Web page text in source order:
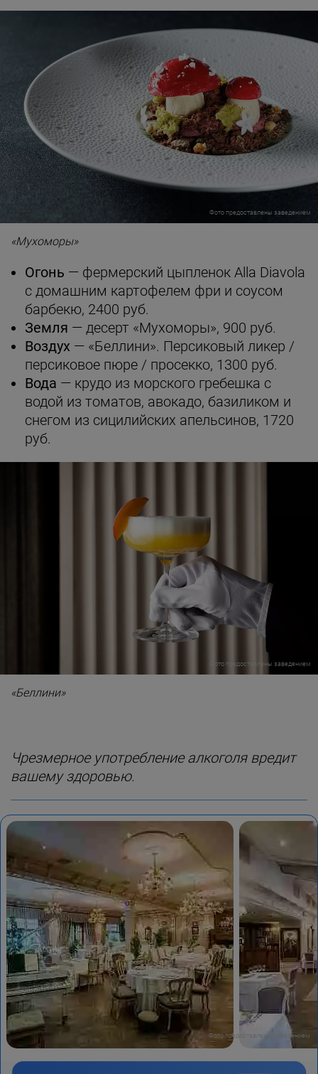
Фото предоставлены заведением
«Мухоморы»
Огонь — фермерский цыпленок Alla Diavola
с домашним картофелем фри и соусом
барбекю, 2400 руб.
Земля — десерт «Мухоморы», 900 руб.
Воздух — «Беллини». Персиковый ликер /
персиковое пюре / просекко, 1300 руб.
Вода — крудо из морского гребешка с
водой из томатов, авокадо, базиликом и
снегом из сицилийских апельсинов, 1720
руб.
Фото предоставлены заведением
«Беллини»
Чрезмерное употребление алкоголя вредит
вашему здоровью.
Фото предоставлены заведением